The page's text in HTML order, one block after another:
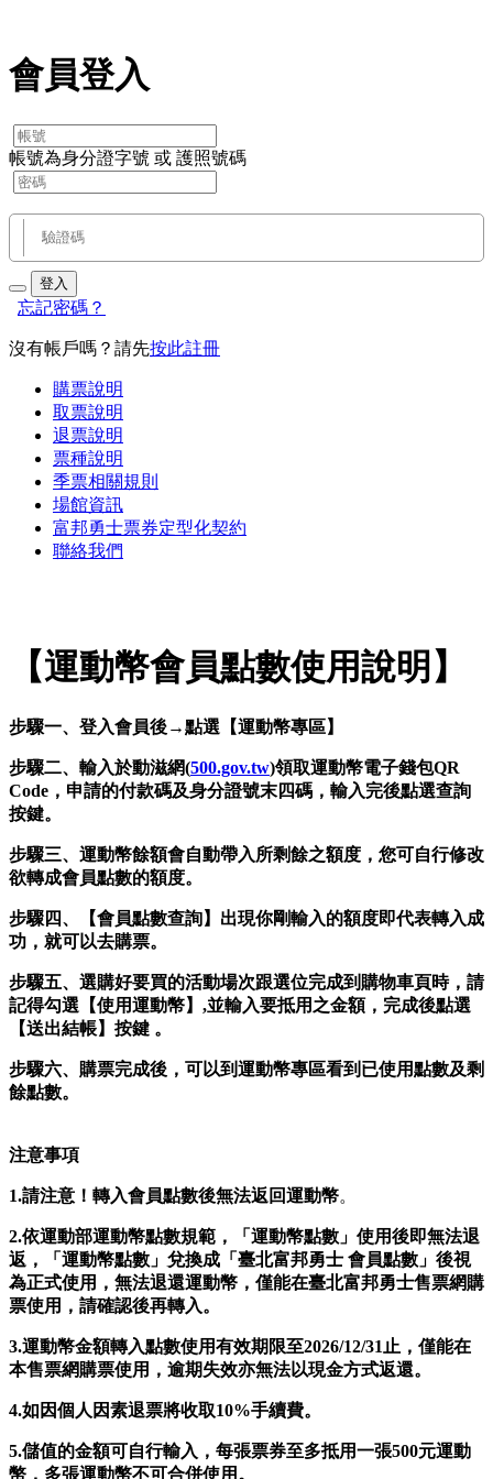
會員登入
帳號為身分證字號 或 護照號碼
登入
忘記密碼？
沒有帳戶嗎？請先按此註冊
購票說明
取票說明
退票說明
票種說明
季票相關規則
場館資訊
富邦勇士票券定型化契約
聯絡我們
【運動幣會員點數使用說明】
步驟一、登入會員後→點選【運動幣專區】
步驟二、輸入於動滋網(500.gov.tw)領取運動幣電子錢包QR
Code，申請的付款碼及身分證號末四碼，輸入完後點選查詢
按鍵。
步驟三、運動幣餘額會自動帶入所剩餘之額度，您可自行修改
欲轉成會員點數的額度。
步驟四、【會員點數查詢】出現你剛輸入的額度即代表轉入成
功，就可以去購票。
步驟五、選購好要買的活動場次跟選位完成到購物車頁時，請
記得勾選【使用運動幣】,並輸入要抵用之金額，完成後點選
【送出結帳】按鍵 。
步驟六、購票完成後，可以到運動幣專區看到已使用點數及剩
餘點數。
注意事項
1.請注意！轉入會員點數後無法返回運動幣。
2.依運動部運動幣點數規範，「運動幣點數」使用後即無法退
返，「運動幣點數」兌換成「 臺北富邦勇士 會員點數」後視
為正式使用，無法退還運動幣，僅能在臺北富邦勇士售票網購
票使用，請確認後再轉入。
3.運動幣金額轉入點數使用有效期限至2026/12/31止 ，僅能在
本售票網購票使用，逾期失效亦無法以現金方式返還。
4.如因個人因素退票將收取10%手續費。
5.儲值的金額可自行輸入，每張票券至多抵用一張500元運動
幣，多張運動幣不可合併使用。